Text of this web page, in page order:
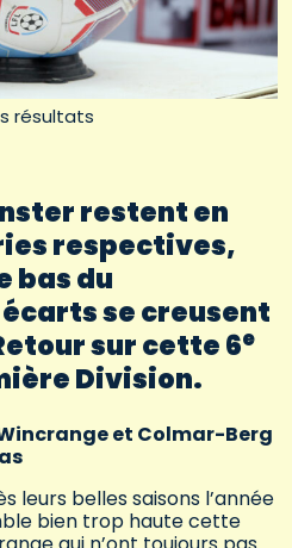
résultats
restent en
respectives,
bas du
se creusent
sur cette 6e
Division.
Wincrange et Colmar-Berg
leurs belles saisons l’année
bien trop haute cette